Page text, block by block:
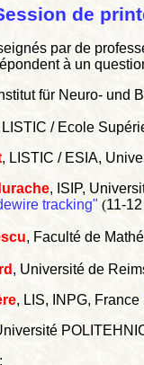
de
par de
à un
für Neuro- und
LISTIC / Ecole
, LISTIC / ESIA,
, ISIP,
tracking" (11-
, Faculté de
, Université de
, LIS, INPG, France